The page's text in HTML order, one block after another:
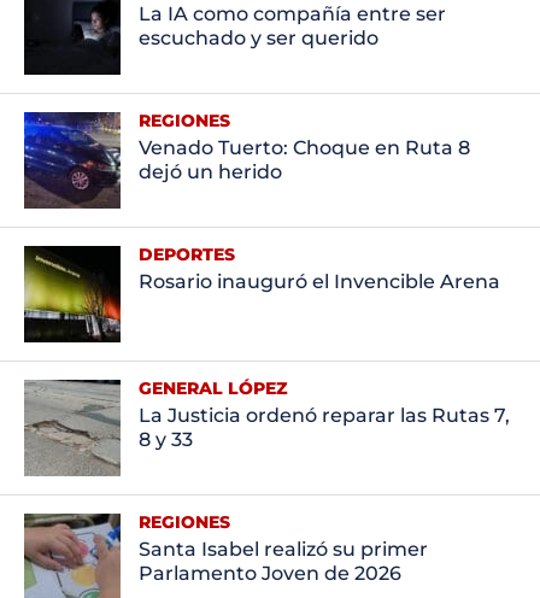
La IA como compañía entre ser
escuchado y ser querido
REGIONES
Venado Tuerto: Choque en Ruta 8
dejó un herido
DEPORTES
Rosario inauguró el Invencible Arena
GENERAL LÓPEZ
La Justicia ordenó reparar las Rutas 7,
8 y 33
REGIONES
Santa Isabel realizó su primer
Parlamento Joven de 2026